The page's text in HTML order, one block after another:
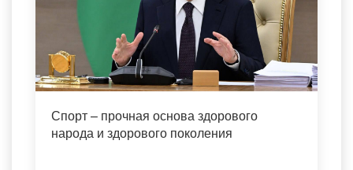
Спорт – прочная основа здорового
народа и здорового поколения